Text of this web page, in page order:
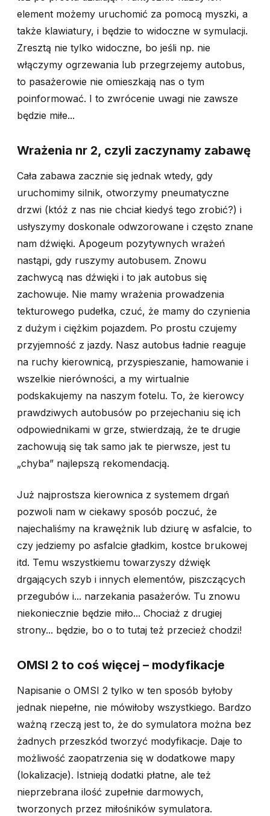
element możemy uruchomić za pomocą myszki, a
także klawiatury, i będzie to widoczne w symulacji.
Zresztą nie tylko widoczne, bo jeśli np. nie
włączymy ogrzewania lub przegrzejemy autobus,
to pasażerowie nie omieszkają nas o tym
poinformować. I to zwrócenie uwagi nie zawsze
będzie miłe...
Wrażenia nr 2, czyli zaczynamy zabawę
Cała zabawa zacznie się jednak wtedy, gdy
uruchomimy silnik, otworzymy pneumatyczne
drzwi (któż z nas nie chciał kiedyś tego zrobić?) i
usłyszymy doskonale odwzorowane i często znane
nam dźwięki. Apogeum pozytywnych wrażeń
nastąpi, gdy ruszymy autobusem. Znowu
zachwycą nas dźwięki i to jak autobus się
zachowuje. Nie mamy wrażenia prowadzenia
tekturowego pudełka, czuć, że mamy do czynienia
z dużym i ciężkim pojazdem. Po prostu czujemy
przyjemność z jazdy. Nasz autobus ładnie reaguje
na ruchy kierownicą, przyspieszanie, hamowanie i
wszelkie nierówności, a my wirtualnie
podskakujemy na naszym fotelu. To, że kierowcy
prawdziwych autobusów po przejechaniu się ich
odpowiednikami w grze, stwierdzają, że te drugie
zachowują się tak samo jak te pierwsze, jest tu
„chyba” najlepszą rekomendacją.
Już najprostsza kierownica z systemem drgań
pozwoli nam w ciekawy sposób poczuć, że
najechaliśmy na krawężnik lub dziurę w asfalcie, to
czy jedziemy po asfalcie gładkim, kostce brukowej
itd. Temu wszystkiemu towarzyszy dźwięk
drgających szyb i innych elementów, piszczących
przegubów i... narzekania pasażerów. Tu znowu
niekoniecznie będzie miło... Chociaż z drugiej
strony... będzie, bo o to tutaj też przecież chodzi!
OMSI 2 to coś więcej – modyfikacje
Napisanie o OMSI 2 tylko w ten sposób byłoby
jednak niepełne, nie mówiłoby wszystkiego. Bardzo
ważną rzeczą jest to, że do symulatora można bez
żadnych przeszkód tworzyć modyfikacje. Daje to
możliwość zaopatrzenia się w dodatkowe mapy
(lokalizacje). Istnieją dodatki płatne, ale też
nieprzebrana ilość zupełnie darmowych,
tworzonych przez miłośników symulatora.